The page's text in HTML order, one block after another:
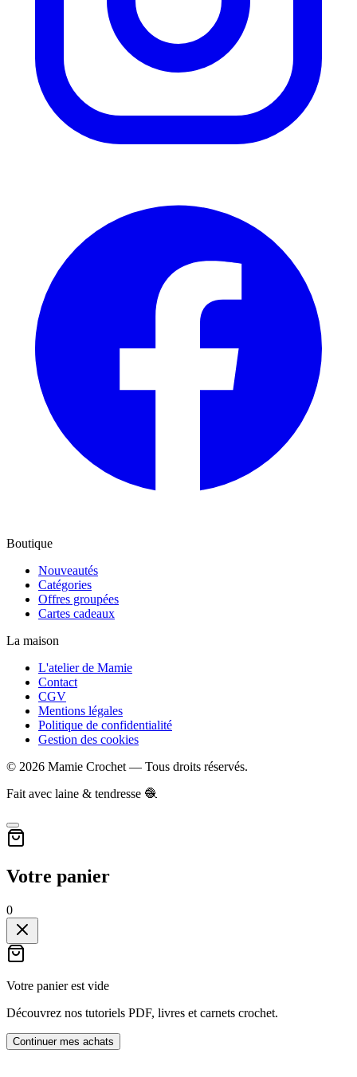
Boutique
Nouveautés
Catégories
Offres groupées
Cartes cadeaux
La maison
L'atelier de Mamie
Contact
CGV
Mentions légales
Politique de confidentialité
Gestion des cookies
© 2026 Mamie Crochet — Tous droits réservés.
Fait avec laine & tendresse 🧶
Votre panier
0
Votre panier est vide
Découvrez nos tutoriels PDF, livres et carnets crochet.
Continuer mes achats